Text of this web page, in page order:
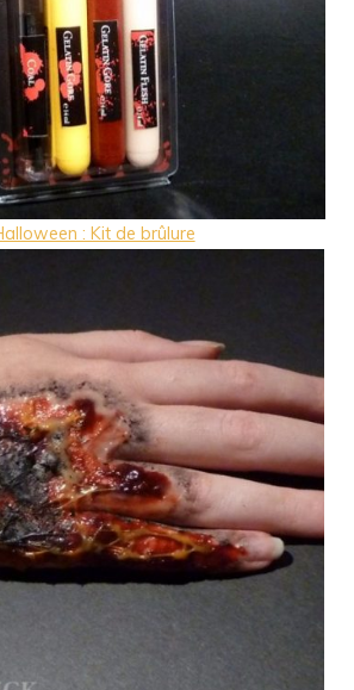
: Kit de brûlure